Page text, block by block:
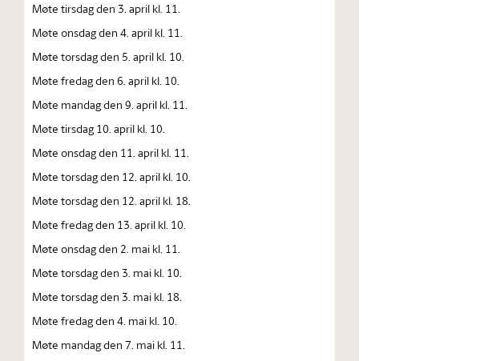
Møte tirsdag den 3. april kl. 11.
Møte onsdag den 4. april kl. 11.
Møte torsdag den 5. april kl. 10.
Møte fredag den 6. april kl. 10.
Møte mandag den 9. april kl. 11.
Møte tirsdag 10. april kl. 10.
Møte onsdag den 11. april kl. 11.
Møte torsdag den 12. april kl. 10.
Møte torsdag den 12. april kl. 18.
Møte fredag den 13. april kl. 10.
Møte onsdag den 2. mai kl. 11.
Møte torsdag den 3. mai kl. 10.
Møte torsdag den 3. mai kl. 18.
Møte fredag den 4. mai kl. 10.
Møte mandag den 7. mai kl. 11.